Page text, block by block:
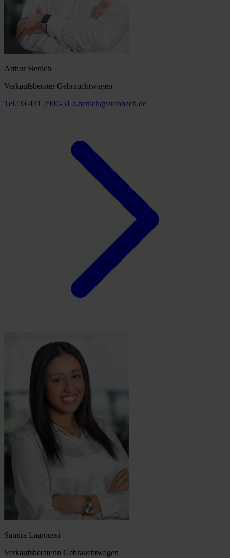
Arthur Henich
Verkaufsberater Gebrauchtwagen
Tel.: 06431 2900-51 a.henich@autobach.de
Samira Laaroussi
Verkaufsberaterin Gebrauchtwagen